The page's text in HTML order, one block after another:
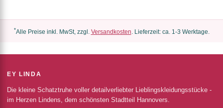
*Alle Preise inkl. MwSt, zzgl. Versandkosten. Lieferzeit: ca. 1-3 Werktage.
EY LINDA
Die kleine Schatztruhe voller detailverliebter Lieblingskleidungsstücke -
im Herzen Lindens, dem schönsten Stadtteil Hannovers.